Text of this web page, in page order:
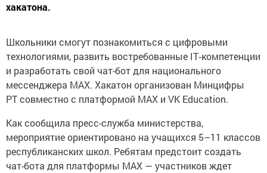
хакатона.
Школьники смогут познакомиться с цифровыми
технологиями, развить востребованные IT‑компетенции
и разработать свой чат-бот для национального
мессенджера МАХ. Хакатон организован Минцифры
РТ совместно с платформой МАХ и VK Education.
Как сообщила пресс-служба министерства,
мероприятие ориентировано на учащихся 5–11 классов
республиканских школ. Ребятам предстоит создать
чат-бота для платформы MAX — участников ждет